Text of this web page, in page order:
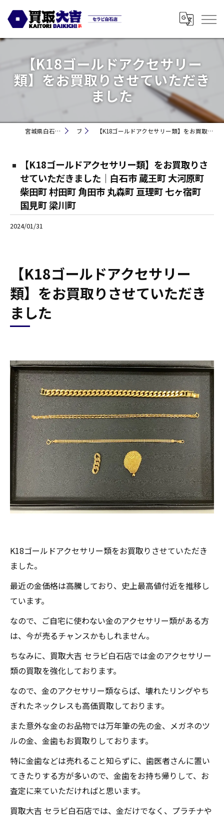
【K18ゴールドアクセサリー
類】をお買取りさせていただき
ました
宮城県白石市の買取なら買取大吉セラビ白石店 ブログ 【K18ゴールドアクセサリー類】をお買取りさせていただきました｜白石市 蔵王町 大河原町 柴田町 村田町 角田市 丸森町 亘理町 七ヶ宿町 国見町 梁川町
【K18ゴールドアクセサリー類】をお買取りさ
せていただきました｜白石市 蔵王町 大河原町
柴田町 村田町 角田市 丸森町 亘理町 七ヶ宿町
国見町 梁川町
2024/01/31
【K18ゴールドアクセサリー
類】をお買取りさせていただき
ました
K18ゴールドアクセサリー類をお買取りさせていただき
ました。
最近の金価格は高騰しており、史上最高値付近を推移し
ています。
なので、ご自宅に使わない金のアクセサリー類がある方
は、今が売るチャンスかもしれません。
ちなみに、買取大吉 セラビ白石店では金のアクセサリー
類の買取を強化しております。
なので、金のアクセサリー類ならば、壊れたリングやち
ぎれたネックレスも高価買取しております。
また意外な金のお品物では万年筆の先の金、メガネのツ
ルの金、金歯もお買取りしております。
特に金歯などは売れること知らずに、歯医者さんに置い
てきたりする方が多いので、金歯をお持ち帰りして、お
査定に来ていただければと思います。
買取大吉 セラビ白石店では、金だけでなく、プラチナや